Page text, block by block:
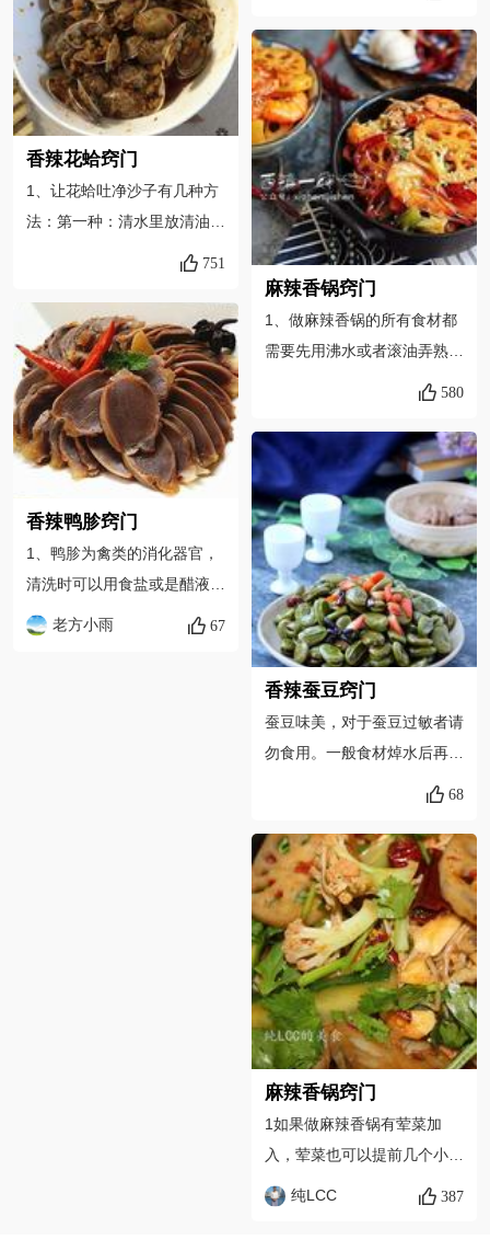
了！3、.虾要清洗干净，要控
干水分，以免炸制的时候受
伤。4、这道菜虾是主角，配
角的土豆可以根据个人喜好，
随意更换。也可以加入青笋、
藕片、蘑菇等同炒。5、议选
择活虾，一是新鲜吃着放心，
二是肉质比冻虾更Q，更甜一
香辣花蛤窍门
1、让花蛤吐净沙子有几种方
法：第一种：清水里放清油或
者盐养几天，这种方法适合做
水开后就把火关掉，然后把花
蛤倒进去，立刻捞起来，在用
水冲洗就能洗干净。这种方法
适合爆炒。 2、没有豆瓣酱或
者不喜欢吃豆瓣酱的可以用老
干妈代替。 3、如果有米酒的
话，加了料酒的同时最好加一
点料酒。 4、第十步，如果喜
欢吃辣的可以多加点辣椒粉或
者干辣椒。
751
香辣鸭胗窍门
1、鸭胗为禽类的消化器官，
清洗时可以用食盐或是醋液搓
洗，即易洗净也可起到杀菌作
老方小雨 67
仓促，比如玉米，木耳，川粉
都没准备。不要用火锅料，火
锅料是牛油，很难消化，会很
油腻的也不好吃，实在不会做
料就买现成的麻辣香锅料在超
市或者网上！！！
麻辣香锅窍门
1、做麻辣香锅的所有食材都
需要先用沸水或者滚油弄熟才
行，因为像土豆，莲藕这类根
较难熟。而类似菜花，金针
菇，芹菜等含水量较高的蔬菜
类，提前用水焯过后再烤就不
会大量出水。麻辣香锅的特点
就是食材都比较干，所以前期
对食材的处理很重要。2、传
统麻辣香锅的做法是油锅放入
麻辣香锅的底料加处理好的食
材一起翻炒，炸锅版的做起来
更省事并且省油，对于怕油烟
的爱美人士很合适。最后的花
道浓郁更好吃，还是需要放点
油的，底料也可以多放一些。
烘烤中途需要把食材翻拌几
次，避免上层被热风吹得太
干。3、麻辣香锅的食材比较
自由，除了这些，也可以选择
自己喜欢的材料，比如鸡翅，
鱼丸，牛肉，蟹肉棒等等。其
实这也是麻辣香锅的最大魅力
——永远不愁在锅里找不到自
己喜欢吃的菜。4、一盆好的
的。我用的是COOK100香锅
580
香辣蚕豆窍门
蚕豆味美，对于蚕豆过敏者请
勿食用。一般食材焯水后再加
工，这样更好的保留其营养，
期加工也更方便快捷。感谢大
家关注余甘果蜜，不知你的家
乡有蚕豆吗？欢迎来说一说，
果蜜在这里等你哟。
68
麻辣香锅窍门
1如果做麻辣香锅有荤菜加
入，荤菜也可以提前几个小
时，先用料酒等辅料腌制几个
纯LCC 387